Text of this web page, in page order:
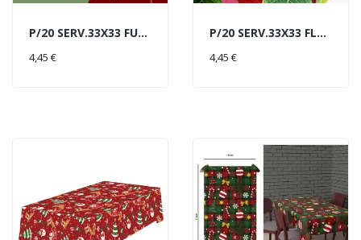
P/20 SERV.33X33 FUNKY SANTA
4,45 €
P/20 SERV.33X33 FLOR PASCUA
4,45 €